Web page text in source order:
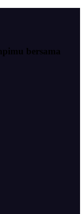
bersama